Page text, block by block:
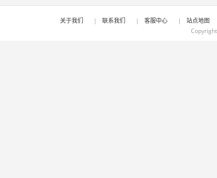
关于我们 | 联系我们 | 客服中心 |
站点地图